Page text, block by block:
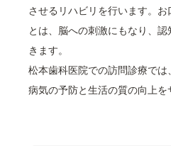
させるリハビリを行います。お
とは、脳への刺激にもなり、
きます。
松本歯科医院での訪問診療では
病気の予防と生活の質の向上を